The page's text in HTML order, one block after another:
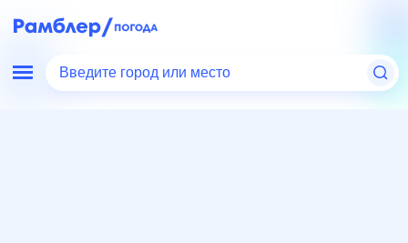
Введите город или место